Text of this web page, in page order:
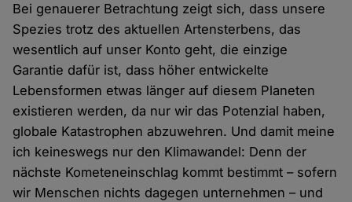
Bei genauerer Betrachtung zeigt sich, dass unsere
Spezies trotz des aktuellen Artensterbens, das
wesentlich auf unser Konto geht, die einzige
Garantie dafür ist, dass höher entwickelte
Lebensformen etwas länger auf diesem Planeten
existieren werden, da nur wir das Potenzial haben,
globale Katastrophen abzuwehren. Und damit meine
ich keineswegs nur den Klimawandel: Denn der
nächste Kometeneinschlag kommt bestimmt – sofern
wir Menschen nichts dagegen unternehmen – und